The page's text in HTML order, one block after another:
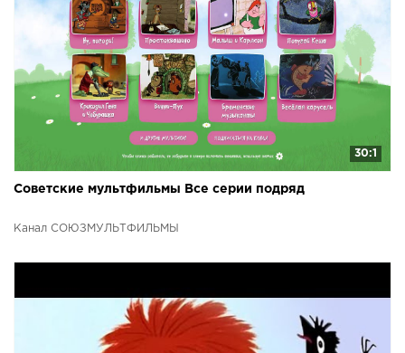
30:1
Советские мультфильмы Все серии подряд
Канал СОЮЗМУЛЬТФИЛЬМЫ